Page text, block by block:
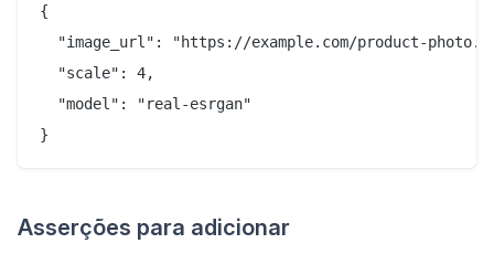
{
"image_url": "https://example.com/product-
  "scale": 4,
  "model": "real-esrgan"
Asserções para adicionar